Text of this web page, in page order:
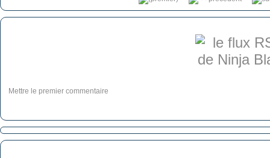
Mettre le premier commentaire